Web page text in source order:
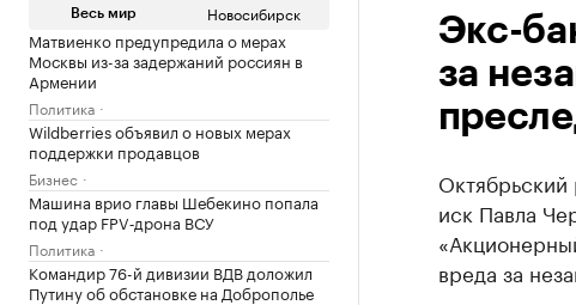
Весь мир Новосибирск
Матвиенко предупредила о мерах
Москвы из-за задержаний россиян в
Армении
Политика
Wildberries объявил о новых мерах
поддержки продавцов
Бизнес
Машина врио главы Шебекино попала
под удар FPV‑дрона ВСУ
Политика
Командир 76-й дивизии ВДВ доложил
Путину об обстановке на Доброполье
Экс-
за
иск Павла
вреда за